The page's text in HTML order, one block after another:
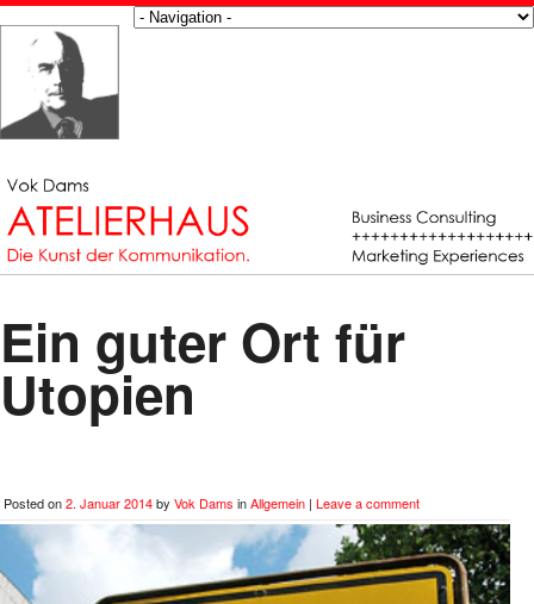
Ein guter Ort für
Utopien
Posted on2. Januar 2014by Vok Dams inAllgemein | Leave a comment